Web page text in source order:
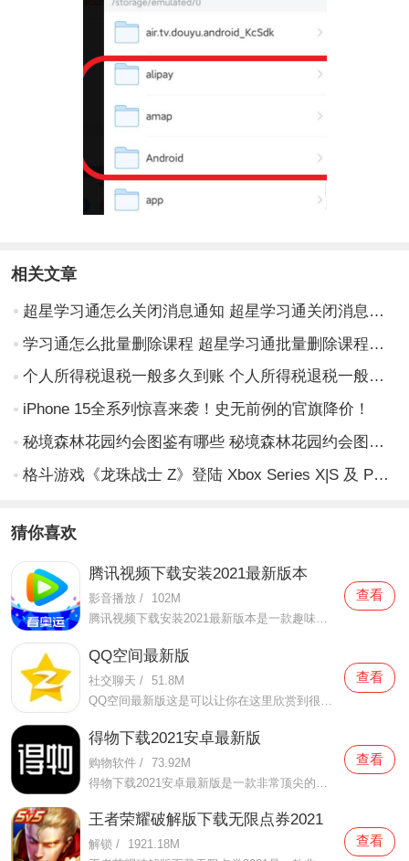
相关文章
超星学习通怎么关闭消息通知 超星学习通关闭消息通知推送方法
学习通怎么批量删除课程 超星学习通批量删除课程方法
个人所得税退税一般多久到账 个人所得税退税一般多久到账怎么查询
iPhone 15全系列惊喜来袭！史无前例的官旗降价！
秘境森林花园约会图鉴有哪些 秘境森林花园约会图鉴一览
格斗游戏《龙珠战士 Z》登陆 Xbox Series X|S 及 PS5 平台
猜你喜欢
腾讯视频下载安装2021最新版本
影音播放 /
102M
腾讯视频下载安装2021最新版本是一款趣味性非常强的手机视频播放软件。在这款腾讯视频下载安装2021最新版本有很多当下热播的影片资源，在这里面可以看到有很多的精彩的影片，你想要观看的电视剧、电影、综艺、动漫等等统统都汇聚在这里面，影片的内容也都是非常丰富的，用户们
查看
QQ空间最新版
社交聊天 / 51.8M
QQ空间最新版这是可以让你在这里欣赏到很多优质的内容欣赏体验的手机视频软件，在这里的内容有很多都是好友的动态，而且还有很多的互动功能可以让你跟好友之间的亲密度再次提升，大家在这里可以感受到很多优质的社交和很多有趣的心情分享，不仅可以跟人互动，这软件也是自己
查看
得物下载2021安卓最新版
购物软件 / 73.92M
查看
王者荣耀破解版下载无限点券2021
解锁 /
1921.18M
查看